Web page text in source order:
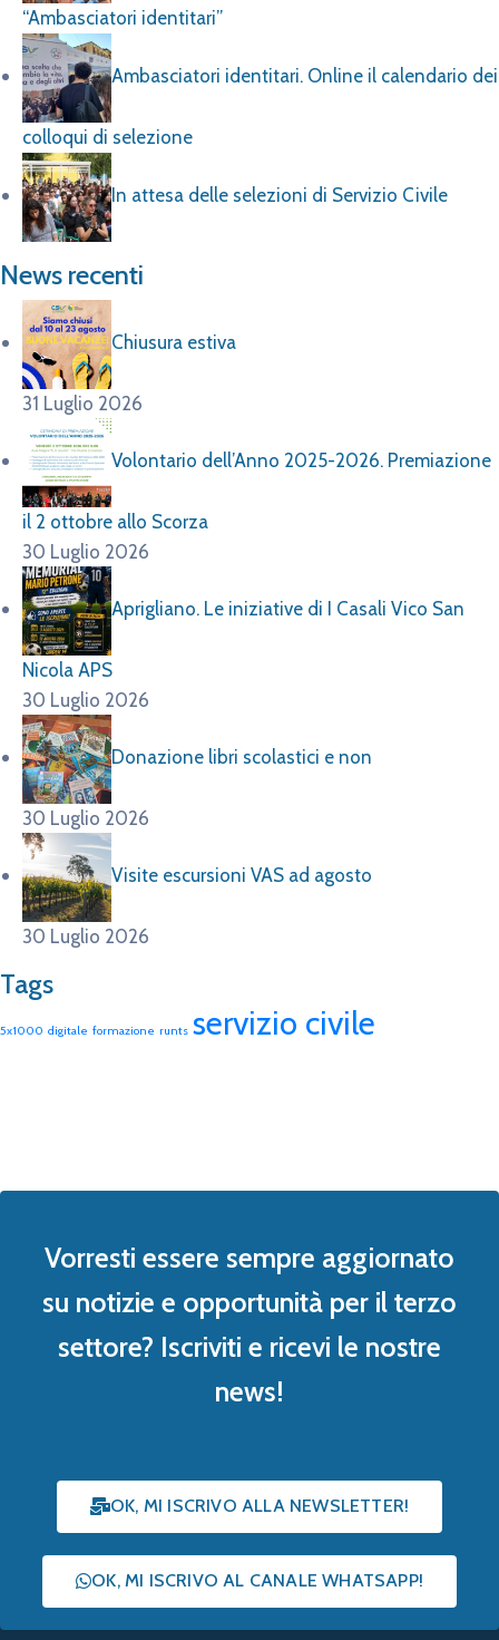
“Ambasciatori identitari”
Ambasciatori identitari. Online il calendario dei
colloqui di selezione
In attesa delle selezioni di Servizio Civile
News recenti
Chiusura estiva
31 Luglio 2026
Volontario dell’Anno 2025-2026. Premiazione
il 2 ottobre allo Scorza
30 Luglio 2026
Aprigliano. Le iniziative di I Casali Vico San
Nicola APS
30 Luglio 2026
Donazione libri scolastici e non
30 Luglio 2026
Visite escursioni VAS ad agosto
30 Luglio 2026
Tags
5x1000 digitale formazione runts servizio civile
Vorresti essere sempre aggiornato
su notizie e opportunità per il terzo
settore? Iscriviti e ricevi le nostre
news!
OK, MI ISCRIVO ALLA NEWSLETTER!
OK, MI ISCRIVO AL CANALE WHATSAPP!